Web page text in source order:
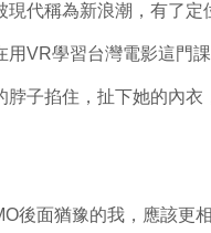
現代稱為新浪潮，有了
用VR學習台灣電影這門
脖子掐住，扯下她的內
後面猶豫的我，應該更